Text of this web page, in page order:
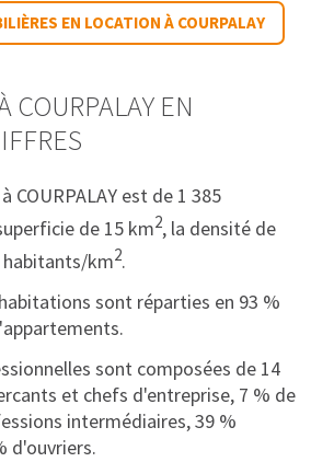
EN LOCATION À COURPALAY
COURPALAY EN
COURPALAY est de 1 385
de 15 km2, la densité de
km2.
sont réparties en 93 %
sont composées de 14
et chefs d'entreprise, 7 % de
intermédiaires, 39 %
d'ouvriers.